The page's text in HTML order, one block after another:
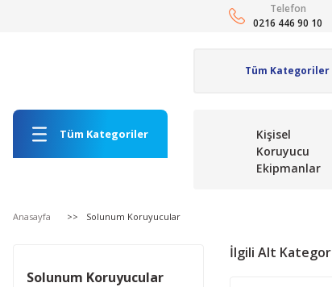
Telefon
0216 446 90 10
Tüm Kategoriler
Kişisel
Koruyucu
Ekipmanlar
Anasayfa Solunum Koruyucular
Solunum Koruyucular
İlgili Alt